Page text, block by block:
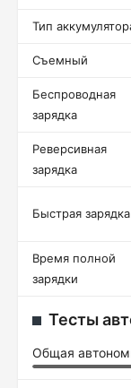
Тип
Съемный
Беспроводная
зарядка
Реверсивная
зарядка
Быстрая зарядка
Время полной
зарядки
Тесты
Общая